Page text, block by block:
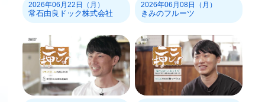
2026年06月22日（月）
常石由良ドック株式会社
2026年06月08日（月）
きみのフルーツ